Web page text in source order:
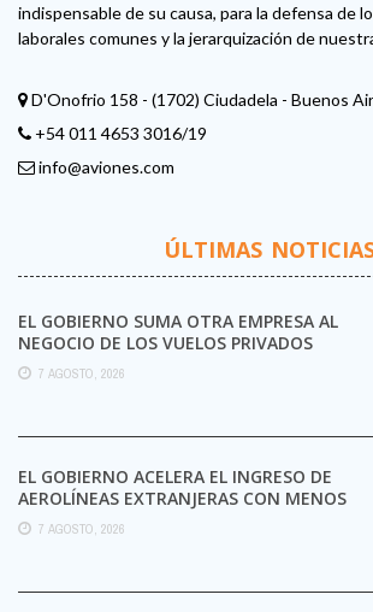
indispensable de su causa, para la defensa de
laborales comunes y la jerarquización de
D'Onofrio 158 - (1702) Ciudadela - Buenos
+54 011 4653 3016/19
info@aviones.com
ÚLTIMAS
EL GOBIERNO SUMA OTRA EMPRESA AL
NEGOCIO DE LOS VUELOS PRIVADOS
7 AGOSTO, 2026
EL GOBIERNO ACELERA EL INGRESO DE
AEROLÍNEAS EXTRANJERAS CON MENOS
TRÁMITES
7 AGOSTO, 2026